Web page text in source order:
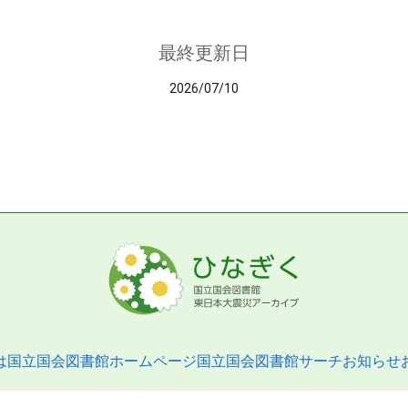
最終更新日
2026/07/10
国立国会図書館ホームページ国立国会図書館サーチお知らせ